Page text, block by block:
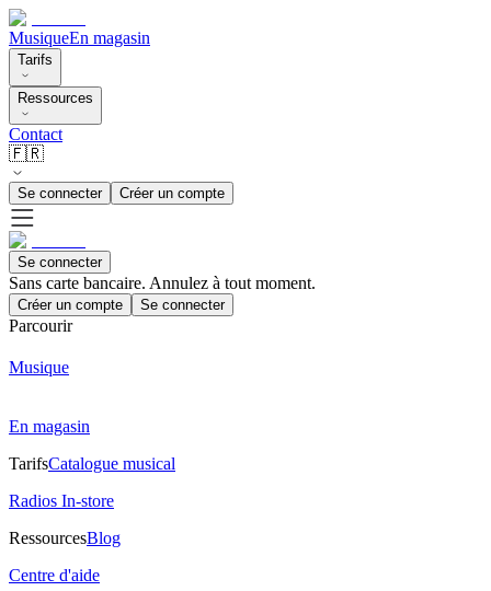
MusiqueEn magasin
Tarifs
Ressources
Contact
🇫🇷
Se connecter Créer un compte
Se connecter
Sans carte bancaire. Annulez à tout moment.
Créer un compte Se connecter
Parcourir
Musique
En magasin
TarifsCatalogue musical
Radios In-store
RessourcesBlog
Centre d'aide